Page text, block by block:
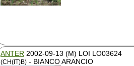
ANTER 2002-09-13 (M) LOI LO03624
(CH(IT)B) - BIANCO ARANCIO